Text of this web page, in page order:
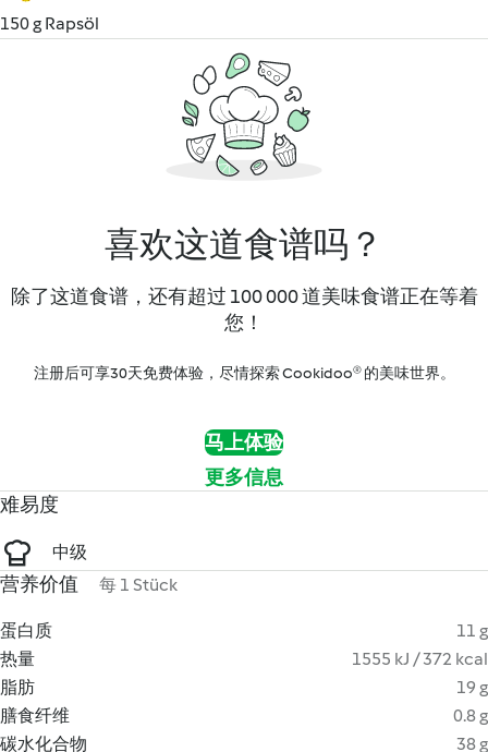
150 g Rapsöl
喜欢这道食谱吗？
除了这道食谱，还有超过 100 000 道美味食谱正在等着
您！
注册后可享30天免费体验，尽情探索 Cookidoo® 的美味世界。
马上体验
更多信息
难易度
中级
营养价值 每 1 Stück
蛋白质
11 g
热量
1555 kJ / 372 kcal
脂肪
19 g
膳食纤维
0.8 g
碳水化合物
38 g